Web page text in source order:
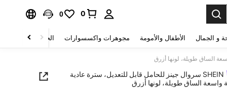
0
0
و الجمال الأطفال والأمومة مجوهرات واكسسوارات الحقائب والأمتعة
SHEIN سروال جينز للحامل قابل للتعديل، سترة عادية
الساق طويلة، لونها أزرق